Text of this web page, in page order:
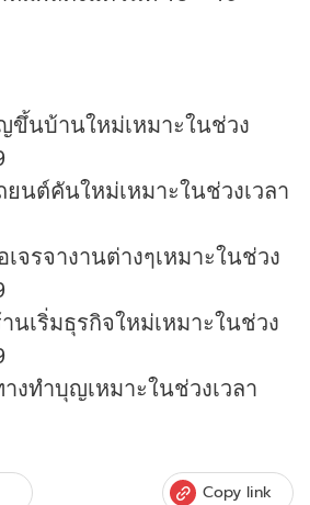
นบ้านใหม่เหมาะในช่วง
นต์คันใหม่เหมาะในช่วงเวลา
จรจางานต่างๆเหมาะในช่วง
นเริ่มธุรกิจใหม่เหมาะในช่วง
งทำบุญเหมาะในช่วงเวลา
Copy link